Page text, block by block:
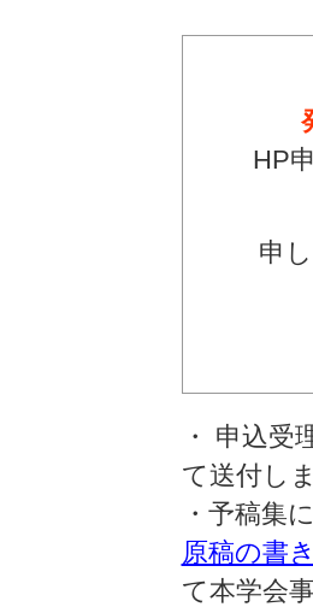
HP
申
・ 申込受
て送付し
・予稿集
原稿の書
て本学会